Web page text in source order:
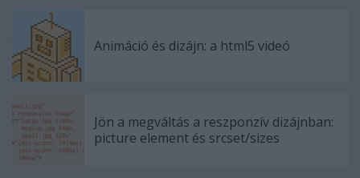
Animáció és dizájn: a html5 videó
Jön a megváltás a reszponzív dizájnban:
picture element és srcset/sizes